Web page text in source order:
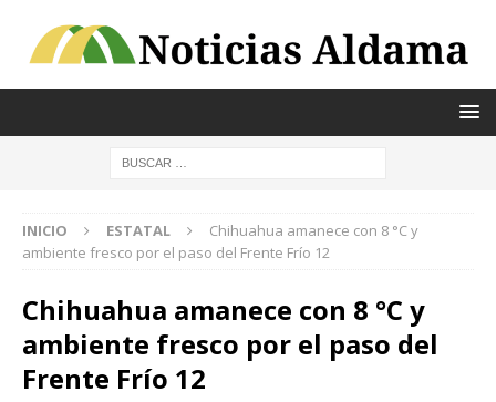
INICIO ESTATAL
Chihuahua amanece con 8 °C y
ambiente fresco por el paso del Frente Frío 12
Chihuahua amanece con 8 °C y
ambiente fresco por el paso del
Frente Frío 12